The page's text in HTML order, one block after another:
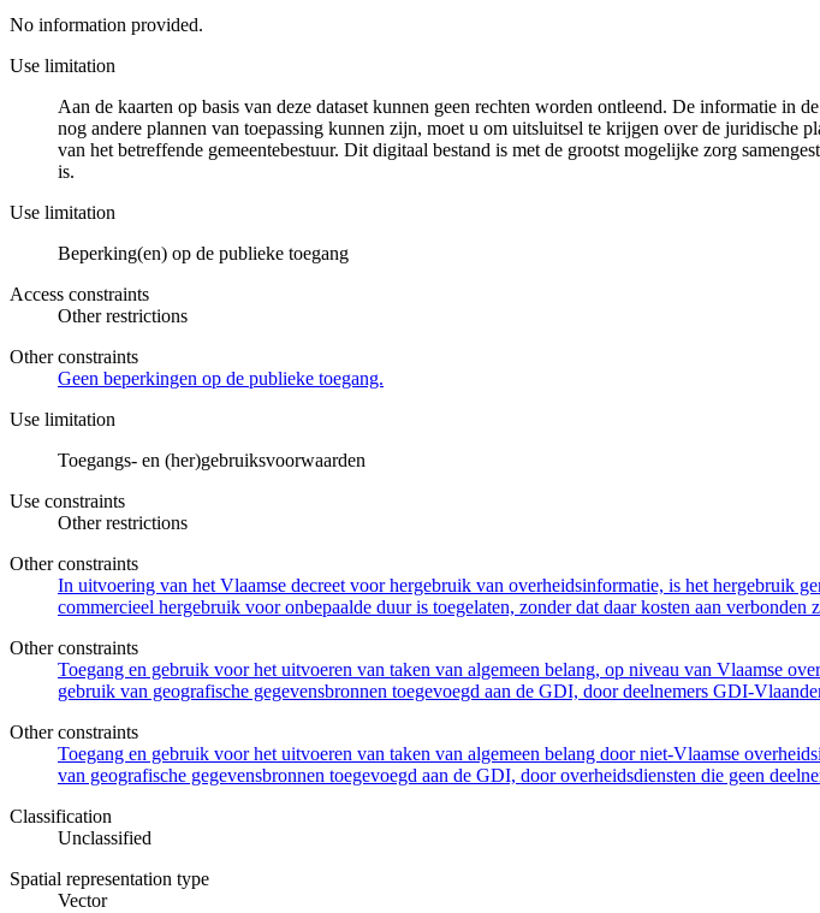
No information provided.
Use limitation
Aan de kaarten op basis van deze dataset kunnen geen rechten worden ontleend. De informatie
nog andere plannen van toepassing kunnen zijn, moet u om uitsluitsel te krijgen over de juridische
van het betreffende gemeentebestuur. Dit digitaal bestand is met de grootst mogelijke zorg
is.
Use limitation
Beperking(en) op de publieke toegang
Access constraints
Other restrictions
Other constraints
Geen beperkingen op de publieke toegang.
Use limitation
Toegangs- en (her)gebruiksvoorwaarden
Use constraints
Other restrictions
Other constraints
In uitvoering van het Vlaamse decreet voor hergebruik van overheidsinformatie, is het hergebruik
commercieel hergebruik voor onbepaalde duur is toegelaten, zonder dat daar kosten aan
Other constraints
Toegang en gebruik voor het uitvoeren van taken van algemeen belang, op niveau van Vlaamse
gebruik van geografische gegevensbronnen toegevoegd aan de GDI, door deelnemers GDI-
Other constraints
Toegang en gebruik voor het uitvoeren van taken van algemeen belang door niet-Vlaamse
van geografische gegevensbronnen toegevoegd aan de GDI, door overheidsdiensten die geen
Classification
Unclassified
Spatial representation type
Vector